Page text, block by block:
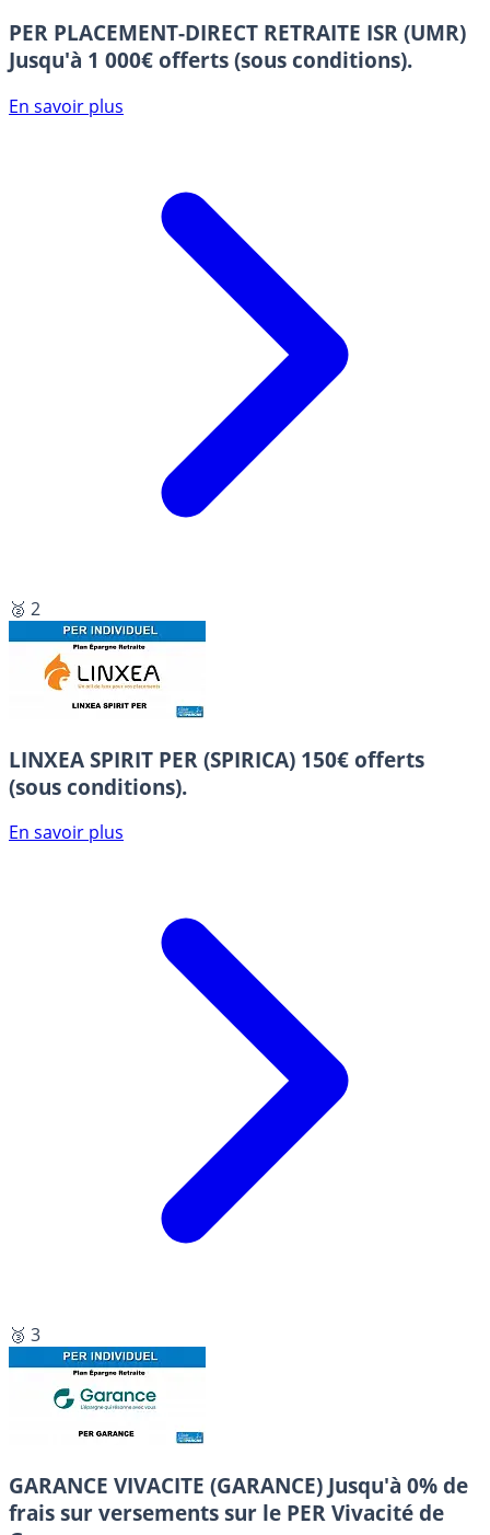
PER PLACEMENT-DIRECT RETRAITE ISR (UMR)
Jusqu'à 1 000€ offerts (sous conditions).
En savoir plus
🥈 2
LINXEA SPIRIT PER (SPIRICA) 150€ offerts
(sous conditions).
En savoir plus
🥉 3
GARANCE VIVACITE (GARANCE) Jusqu'à 0% de
frais sur versements sur le PER Vivacité de